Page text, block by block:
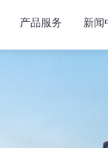
产品服务 新闻